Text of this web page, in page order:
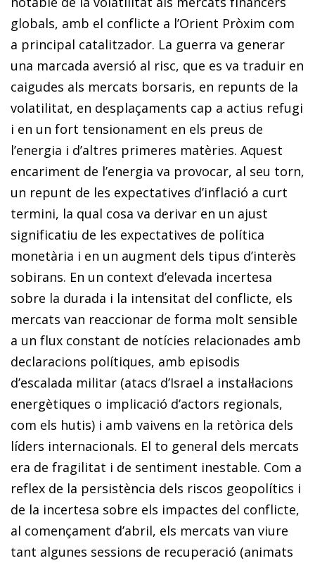
globals, amb el conflicte a l’Orient Pròxim com
a principal catalitzador. La guerra va generar
una marcada aversió al risc, que es va traduir en
caigudes als mercats borsaris, en repunts de la
volatilitat, en desplaçaments cap a actius refugi
i en un fort tensionament en els preus de
l’energia i d’altres primeres matèries. Aquest
encariment de l’energia va provocar, al seu torn,
un repunt de les expectatives d’inflació a curt
termini, la qual cosa va derivar en un ajust
significatiu de les expectatives de política
monetària i en un augment dels tipus d’interès
sobirans. En un context d’elevada incertesa
sobre la durada i la intensitat del conflicte, els
mercats van reaccionar de forma molt sensible
a un flux constant de notí­cies relacionades amb
declaracions polítiques, amb episodis
d’escalada militar (atacs d’Israel a instal·lacions
energètiques o implicació d’actors regionals,
com els hutis) i amb vaivens en la retòrica dels
líders internacionals. El to general dels mercats
era de fragilitat i de sentiment inestable. Com a
reflex de la persistència dels riscos geopolítics i
de la incertesa sobre els impactes del conflicte,
al començament d’abril, els mercats van viure
tant algunes sessions de recuperació (animats